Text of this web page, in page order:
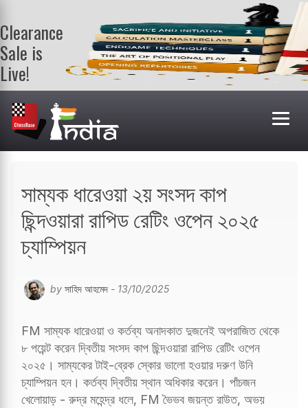
Clearance
Sale is
Live!
Get a FREE
book on
purchasing 2
or more
books. Valid
সাম্যক ধারেওয়া ২য় সংসদ কাপ
ছিন্দওয়ারা রাপিড রেটিং ওপেন ২০২৫
চ্যাম্পিয়ন
by সাহিদ আহমেদ - 13/10/2025
FM সাম্যক ধারেওয়া ও কর্তব্য অনাদকাত দুজনেই অপরাজিত থেকে
৮ পয়েন্ট করেন দ্বিতীয় সংসদ কাপ ছিন্দওয়ারা রাপিড রেটিং ওপেন
২০২৫। সাম্যকের টাই-ব্রেক স্কোর ভালো হওয়ার দরুণ উনি
চ্যাম্পিয়ন হন। কর্তব্য দ্বিতীয় স্থান অধিকার করেন। পাঁচজন
খেলোয়াড় - রুদ্র মহেন্দ্র ধলে, FM ভৈভব জয়ন্ত রাউত, অভয়